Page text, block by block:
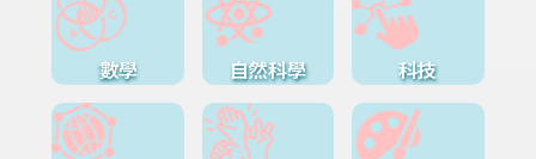
數學 自然科學 科技